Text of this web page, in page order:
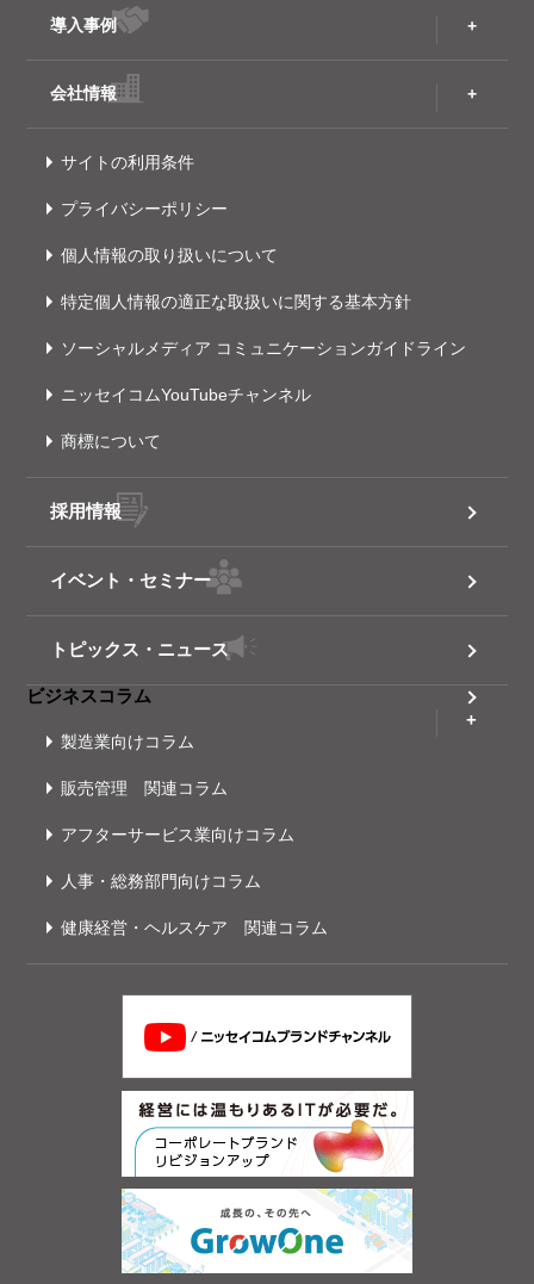
導入事例
会社情報
サイトの利用条件
プライバシーポリシー
個人情報の取り扱いについて
特定個人情報の適正な取扱いに関する基本方針
ソーシャルメディア コミュニケーションガイドライン
ニッセイコムYouTubeチャンネル
商標について
採用情報
イベント・セミナー
トピックス・ニュース
ビジネスコラム
製造業向けコラム
販売管理 関連コラム
アフターサービス業向けコラム
人事・総務部門向けコラム
健康経営・ヘルスケア 関連コラム